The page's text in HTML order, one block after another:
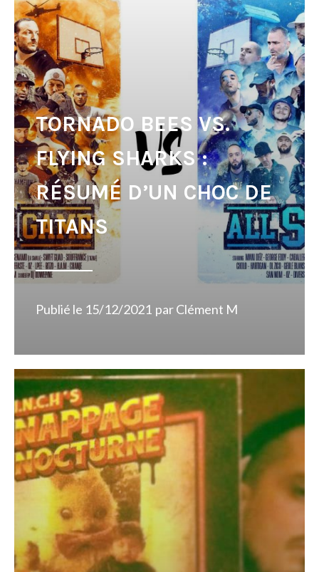
TORNADO BEES VS.
FLYING SHARKS :
RÉSUMÉ D’UN CHOC DE
TITANS
Publié le 15/12/2021 parClément M